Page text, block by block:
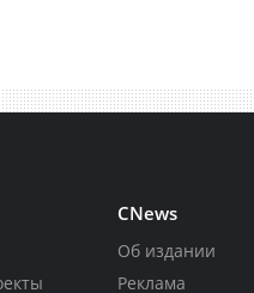
CNews
Об издании
Реклама